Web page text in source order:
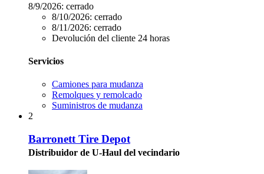
8/9/2026: cerrado
8/10/2026: cerrado
8/11/2026: cerrado
Devolución del cliente 24 horas
Servicios
Camiones para mudanza
Remolques y remolcado
Suministros de mudanza
2
Barronett Tire Depot
Distribuidor de U-Haul del vecindario